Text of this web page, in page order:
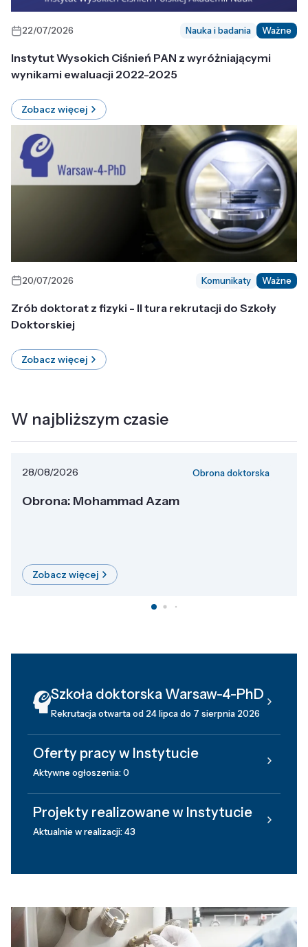
22/07/2026 Nauka i badania Ważne
Instytut Wysokich Ciśnień PAN z wyróżniającymi
wynikami ewaluacji 2022-2025
Zobacz więcej
20/07/2026 Komunikaty Ważne
Zrób doktorat z fizyki - II tura rekrutacji do Szkoły
Doktorskiej
Zobacz więcej
W najbliższym czasie
28/08/2026 Obrona doktorska
Obrona: Mohammad Azam
Zobacz więcej
Szkoła doktorska Warsaw-4-PhD
Rekrutacja otwarta od 24 lipca do 7 sierpnia 2026
Oferty pracy w Instytucie
Aktywne ogłoszenia: 0
Projekty realizowane w Instytucie
Aktualnie w realizacji: 43